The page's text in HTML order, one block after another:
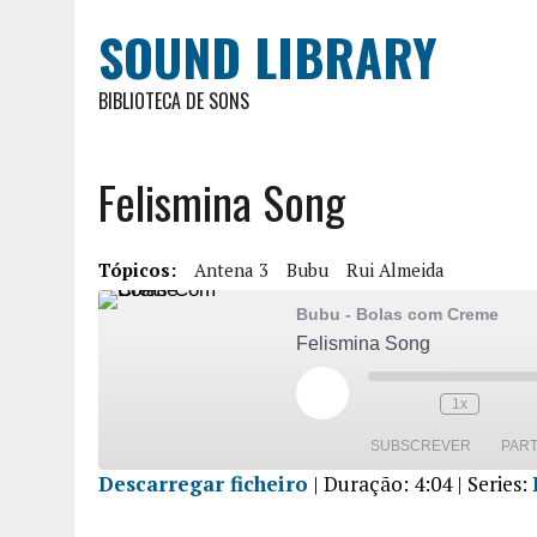
SOUND LIBRARY
BIBLIOTECA DE SONS
Felismina Song
Tópicos: Antena 3 Bubu Rui Almeida
Bubu - Bolas com Creme
Felismina Song
1x
SUBSCREVER
Descarregar ficheiro | Duração: 4:04| Series: